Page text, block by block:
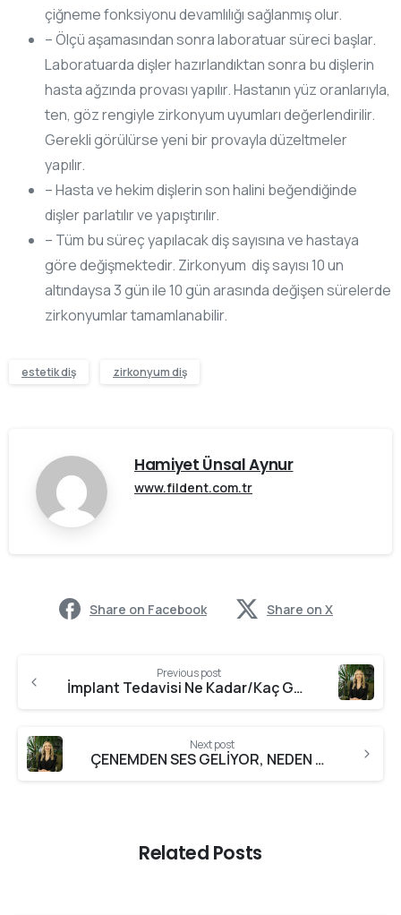
çiğneme fonksiyonu devamlılığı sağlanmış olur.
– Ölçü aşamasından sonra laboratuar süreci başlar.
Laboratuarda dişler hazırlandıktan sonra bu dişlerin
hasta ağzında provası yapılır. Hastanın yüz oranlarıyla,
ten, göz rengiyle zirkonyum uyumları değerlendirilir.
Gerekli görülürse yeni bir provayla düzeltmeler
yapılır.
– Hasta ve hekim dişlerin son halini beğendiğinde
dişler parlatılır ve yapıştırılır.
– Tüm bu süreç yapılacak diş sayısına ve hastaya
göre değişmektedir. Zirkonyum diş sayısı 10 un
altındaysa 3 gün ile 10 gün arasında değişen sürelerde
zirkonyumlar tamamlanabilir.
estetik diş zirkonyum diş
Hamiyet Ünsal Aynur
www.fildent.com.tr
Share on Facebook Share on X
Previous post
İmplant Tedavisi Ne Kadar/Kaç Gün Sürer? İmplant Aşamaları Nelerdir?
Next post
ÇENEMDEN SES GELİYOR, NEDEN OLABİLİR?
Related Posts